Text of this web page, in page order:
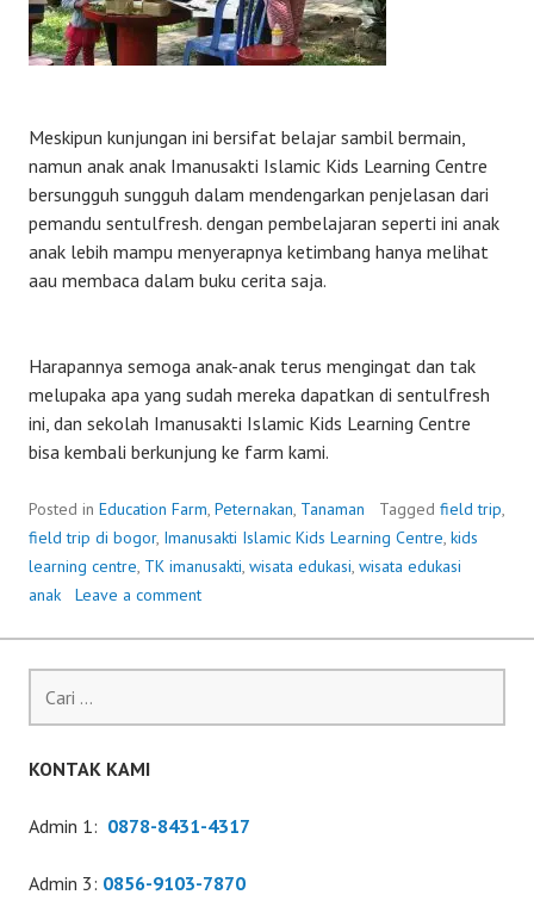
Meskipun kunjungan ini bersifat belajar sambil bermain,
namun anak anak Imanusakti Islamic Kids Learning Centre
bersungguh sungguh dalam mendengarkan penjelasan dari
pemandu sentulfresh. dengan pembelajaran seperti ini anak
anak lebih mampu menyerapnya ketimbang hanya melihat
aau membaca dalam buku cerita saja.
Harapannya semoga anak-anak terus mengingat dan tak
melupaka apa yang sudah mereka dapatkan di sentulfresh
ini, dan sekolah Imanusakti Islamic Kids Learning Centre
bisa kembali berkunjung ke farm kami.
Posted in Education Farm, Peternakan, Tanaman Tagged field trip,
field trip di bogor, Imanusakti Islamic Kids Learning Centre, kids
learning centre, TK imanusakti, wisata edukasi, wisata edukasi
anak
Leave a comment
untuk:
KONTAK KAMI
Admin 1: 0878-8431-4317
Admin 3: 0856-9103-7870